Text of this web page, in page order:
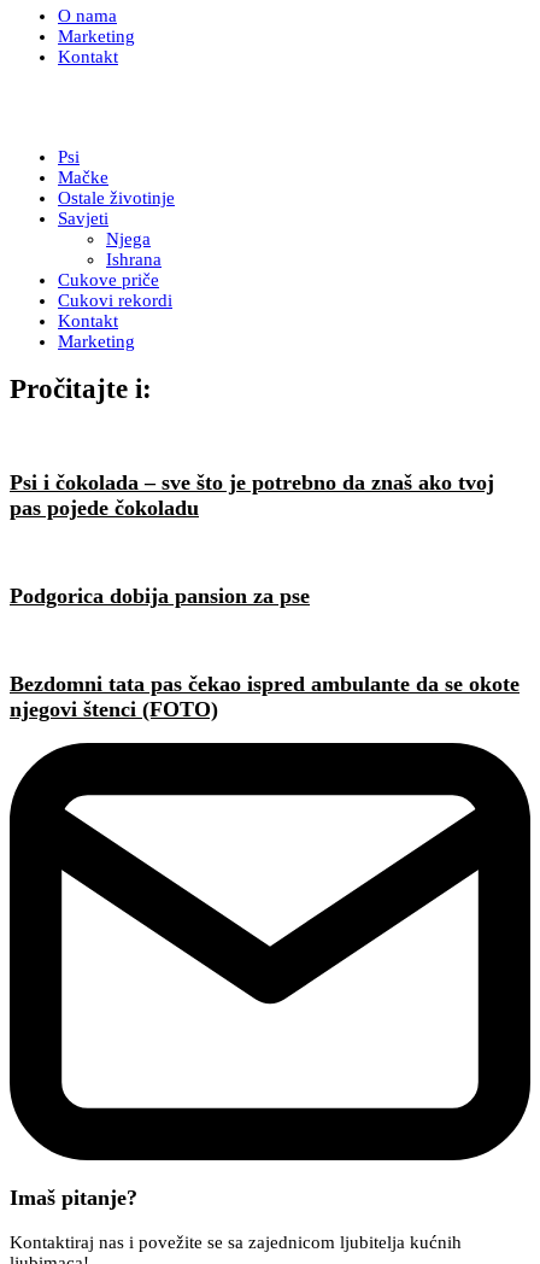
O nama
Marketing
Kontakt
Psi
Mačke
Ostale životinje
Savjeti
Njega
Ishrana
Cukove priče
Cukovi rekordi
Kontakt
Marketing
Pročitajte i:
Psi i čokolada – sve što je potrebno da znaš ako tvoj
pas pojede čokoladu
Podgorica dobija pansion za pse
Bezdomni tata pas čekao ispred ambulante da se okote
njegovi štenci (FOTO)
Imaš pitanje?
Kontaktiraj nas i povežite se sa zajednicom ljubitelja kućnih